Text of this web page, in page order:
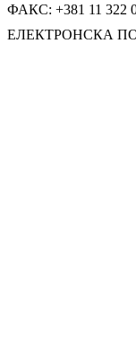
ФАКС: +381 11 322
ЕЛЕКТРОНСКА